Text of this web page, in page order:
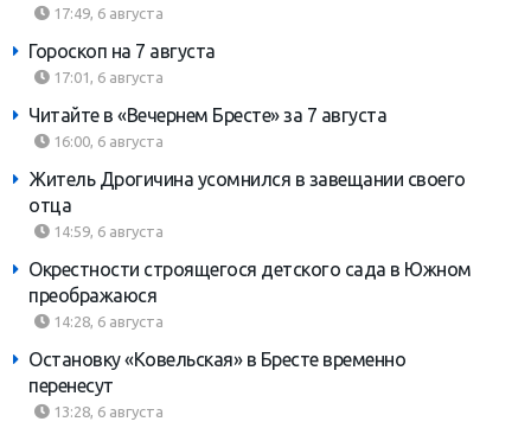
17:49, 6 августа
Гороскоп на 7 августа
17:01, 6 августа
Читайте в «Вечернем Бресте» за 7 августа
16:00, 6 августа
Житель Дрогичина усомнился в завещании своего
отца
14:59, 6 августа
Окрестности строящегося детского сада в Южном
преображаюся
14:28, 6 августа
Остановку «Ковельская» в Бресте временно
перенесут
13:28, 6 августа